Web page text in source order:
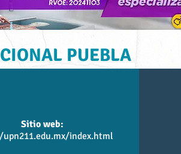
PUEBLA
Sitio web:
index.html